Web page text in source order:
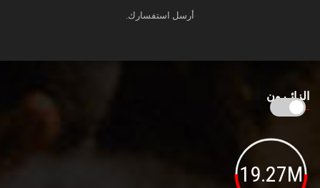
أرسل استفسارك.
الزائـرون
19.27M